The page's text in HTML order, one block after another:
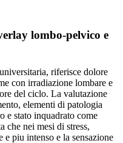
lombo-pelvico e
riferisce dolore
con irradiazione lombare e
del ciclo. La valutazione
elementi di patologia
e stato inquadrato come
che nei mesi di stress,
e piu intenso e la sensazione